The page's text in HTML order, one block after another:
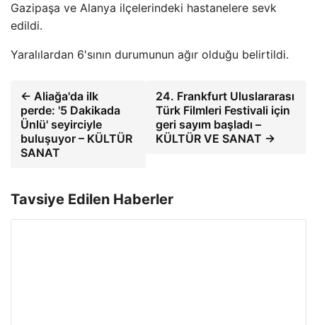
Gazipaşa ve Alanya ilçelerindeki hastanelere sevk
edildi.
Yaralılardan 6'sının durumunun ağır olduğu belirtildi.
← Aliağa'da ilk
perde: '5 Dakikada
Ünlü' seyirciyle
buluşuyor – KÜLTÜR
SANAT
24. Frankfurt Uluslararası
Türk Filmleri Festivali için
geri sayım başladı –
KÜLTÜR VE SANAT →
Tavsiye Edilen Haberler